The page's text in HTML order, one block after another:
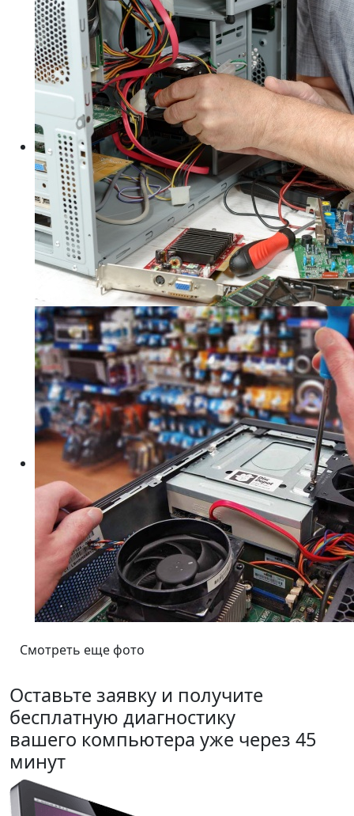
Смотреть еще фото
Оставьте заявку и получите
бесплатную диагностику
вашего компьютера уже через 45
минут